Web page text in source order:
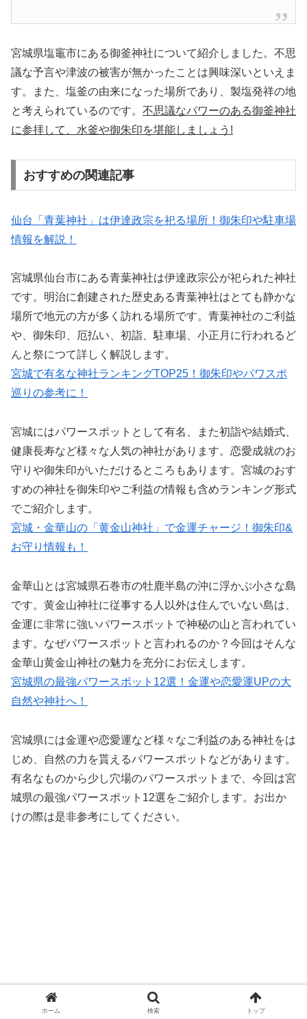
宮城県塩竈市にある御釜神社について紹介しました。不思
議な予言や津波の被害が無かったことは興味深いといえま
す。また、塩釜の由来になった場所であり、製塩発祥の地
と考えられているのです。 不思議なパワーのある御釜神社
に参拝して、水釜や御朱印を堪能しましょう!
おすすめの関連記事
仙台「青葉神社」は伊達政宗を祀る場所！御朱印や駐車場
情報を解説！
宮城県仙台市にある青葉神社は伊達政宗公が祀られた神社
です。明治に創建された歴史ある青葉神社はとても静かな
場所で地元の方が多く訪れる場所です。青葉神社のご利益
や、御朱印、厄払い、初詣、駐車場、小正月に行われるど
んと祭につて詳しく解説します。
宮城で有名な神社ランキングTOP25！御朱印やパワスポ
巡りの参考に！
宮城にはパワースポットとして有名、また初詣や結婚式、
健康長寿など様々な人気の神社があります。恋愛成就のお
守りや御朱印がいただけるところもあります。宮城のおす
すめの神社を御朱印やご利益の情報も含めランキング形式
でご紹介します。
宮城・金華山の「黄金山神社」で金運チャージ！御朱印&
お守り情報も！
金華山とは宮城県石巻市の牡鹿半島の沖に浮かぶ小さな島
です。黄金山神社に従事する人以外は住んでいない島は、
金運に非常に強いパワースポットで神秘の山と言われてい
ます。なぜパワースポットと言われるのか？今回はそんな
金華山黄金山神社の魅力を充分にお伝えします。
宮城県の最強パワースポット12選！金運や恋愛運UPの大
自然や神社へ！
宮城県には金運や恋愛運など様々なご利益のある神社をは
じめ、自然の力を貰えるパワースポットなどがあります。
有名なものから少し穴場のパワースポットまで、今回は宮
城県の最強パワースポット12選をご紹介します。お出か
けの際は是非参考にしてください。
ホーム 検索 トップ